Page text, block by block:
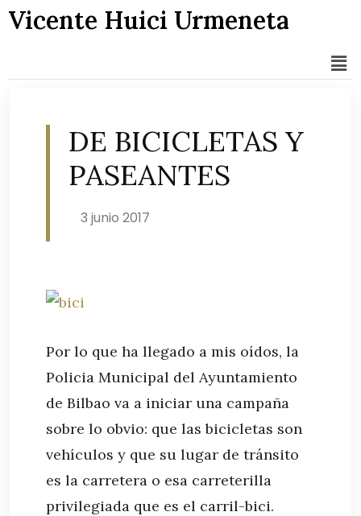
Vicente Huici Urmeneta
DE BICICLETAS Y
PASEANTES
3 junio 2017
Por lo que ha llegado a mis oídos, la
Policia Municipal del Ayuntamiento
de Bilbao va a iniciar una campaña
sobre lo obvio: que las bicicletas son
vehículos y que su lugar de tránsito
es la carretera o esa carreterilla
privilegiada que es el carril-bici.